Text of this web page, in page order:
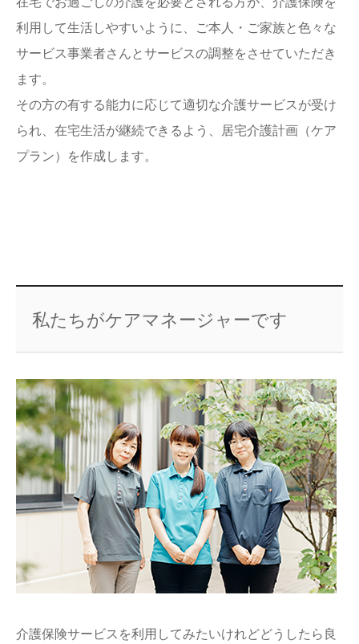
利用して生活しやすいように、ご本人・ご家族と色々な
サービス事業者さんとサービスの調整をさせていただき
ます。
その方の有する能力に応じて適切な介護サービスが受け
られ、在宅生活が継続できるよう、居宅介護計画（ケア
プラン）を作成します。
私たちがケアマネージャーです
介護保険サービスを利用してみたいけれどどうしたら良